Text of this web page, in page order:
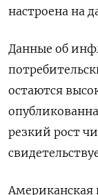
настроена на
Данные об
остаются
резкий рост
Американская